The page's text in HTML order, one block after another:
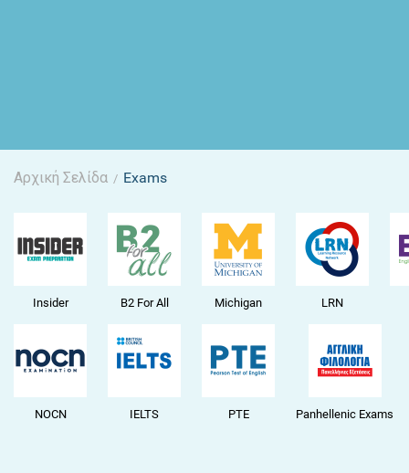
Αρχική Σελίδα / Exams
Insider B2 For All Michigan LRN
NOCN IELTS PTE Panhellenic Exams